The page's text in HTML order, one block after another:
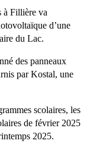
à Fillière va
d’une
du Lac.
des panneaux
par Kostal, une
scolaires, les
de février 2025
2025.